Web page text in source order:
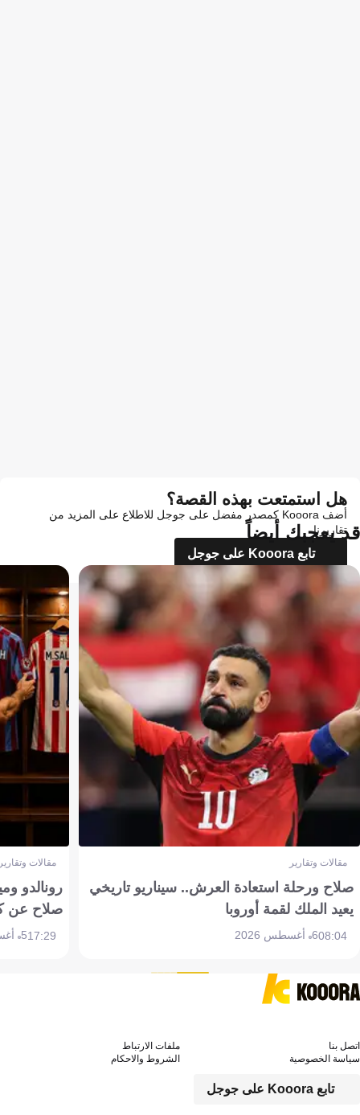
هل استمتعت بهذه القصة؟
أضف Kooora كمصدر مفضل على جوجل للاطلاع على المزيد من
تقاريرنا
تابع Kooora على جوجل
قد يعجبك أيضاً
مقالات وتقارير
صلاح ورحلة استعادة العرش.. سيناريو تاريخي
يعيد الملك لقمة أوروبا
08:046 أغسطس 2026
مقالات
رونالدو
صلاح عن
17:295 أغسطس 2026
تابع Kooora على جوجل
اتصل بنا
ملفات الارتباط
سياسة الخصوصية
الشروط والاحكام